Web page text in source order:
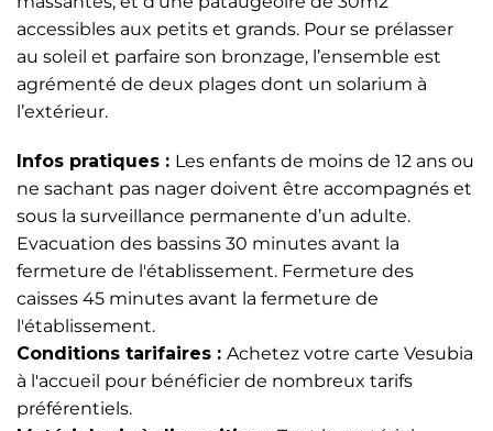
accessibles aux petits et grands. Pour se prélasser
au soleil et parfaire son bronzage, l’ensemble est
agrémenté de deux plages dont un solarium à
l’extérieur.
Infos pratiques : Les enfants de moins de 12 ans ou
ne sachant pas nager doivent être accompagnés et
sous la surveillance permanente d’un adulte.
Evacuation des bassins 30 minutes avant la
fermeture de l'établissement. Fermeture des
caisses 45 minutes avant la fermeture de
l'établissement.
Conditions tarifaires : Achetez votre carte Vesubia
à l'accueil pour bénéficier de nombreux tarifs
préférentiels.